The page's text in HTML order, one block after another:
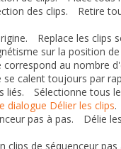
des clips. Retire
Replace les clips
sur la position
au nombre
se calent toujours par
liés. Sélectionne tous
dialogue Délier les clips.
pas à pas. Délie
clips de séquenceur pas